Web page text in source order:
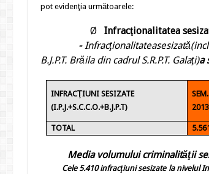
pot evidenţia următoarele:
Ø Infracţionalitatea
-Infracţionalitateasesizată
B.J.P.T. Brăila din cadrul S.R.P.T. Galaţi)a
INFRACŢIUNI SESIZATE
(I.P.J.+S.C.C.O.+B.J.P.T)
2013
TOTAL
Media volumuluicriminalităţii
Cele 5.410infracţiuni sesizate la nivelul